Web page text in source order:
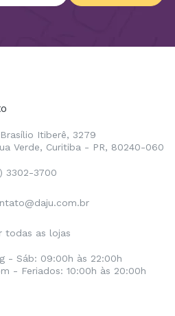
Brasílio Itiberê, 3279
Verde, Curitiba - PR, 80240-060
3302-3700
todas as lojas
- Sáb: 09:00h às 22:00h
- Feriados: 10:00h às 20:00h